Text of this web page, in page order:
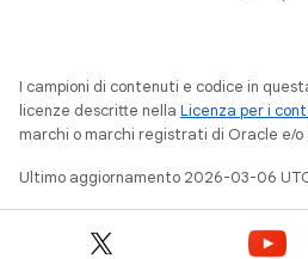
I campioni di contenuti e codice in
licenze descritte nella Licenza per i
marchi o marchi registrati di Oracle e/
Ultimo aggiornamento 2026-03-06